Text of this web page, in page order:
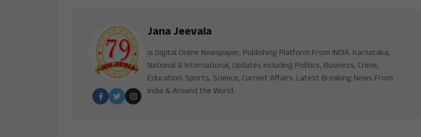
Jana Jeevala
is Digital Online Newspaper, Publishing Platform From INDIA. Karnataka,
National & International, Updates including Politics, Business, Crime,
Education, Sports, Science, Current Affairs. Latest Breaking News From
India & Around the World.